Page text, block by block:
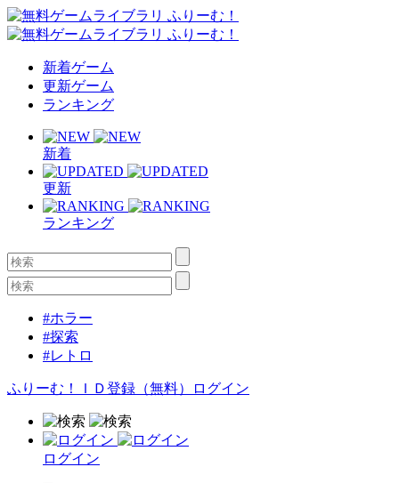
新着ゲーム
更新ゲーム
ランキング
新着
更新
ランキング
#ホラー
#探索
#レトロ
ふりーむ！ＩＤ登録（無料） ログイン
ログイン